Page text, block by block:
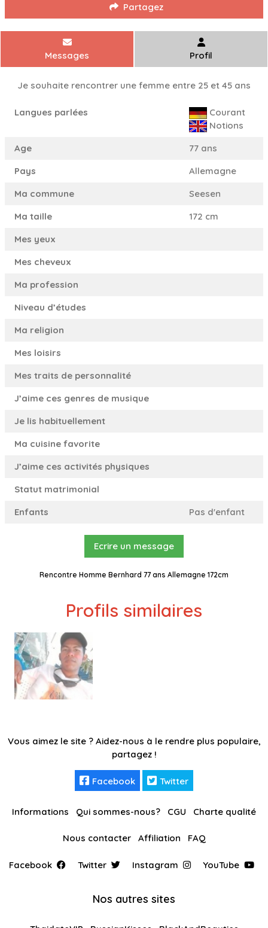
Partagez
Messages Profil
Je souhaite rencontrer une femme entre 25 et 45 ans
Langues parlées
Courant
Notions
Age
77 ans
Pays
Allemagne
Ma commune
Seesen
Ma taille
172 cm
Mes yeux
Mes cheveux
Ma profession
Niveau d’études
Ma religion
Mes loisirs
Mes traits de personnalité
J’aime ces genres de musique
Je lis habituellement
Ma cuisine favorite
J’aime ces activités physiques
Statut matrimonial
Enfants
Pas d'enfant
Ecrire un message
Rencontre Homme Bernhard 77 ans Allemagne 172cm
Profils similaires
Vous aimez le site ? Aidez-nous à le rendre plus populaire,
partagez !
Facebook Twitter
Informations Qui sommes-nous? CGU Charte qualité
Nous contacter Affiliation FAQ
Facebook Twitter Instagram YouTube
Nos autres sites